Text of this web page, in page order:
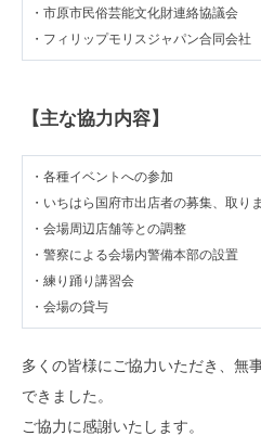
・市原市民俗芸能文化財連絡協議会
・フィリップモリスジャパン合同会社
【主な協力内容】
・各種イベントへの参加
・いちはら国府市出店者の募集、取り
・会場周辺店舗等との調整
・警察による会場内警備本部の設置
・練り踊り講習会
・会場の貸与
多くの皆様にご協力いただき、無
できました。
ご協力に感謝いたします。